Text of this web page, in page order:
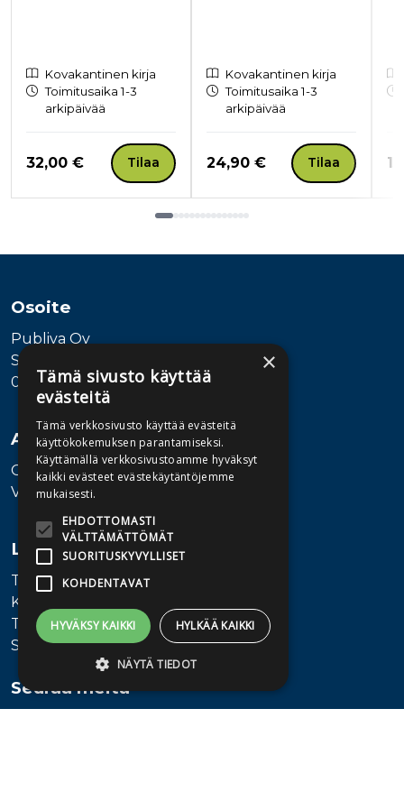
Kovakantinen kirja
Toimitusaika 1-3
arkipäivää
Hinta nyt
32,00 € Tilaa
Kovakantinen kirja
Toimitusaika 1-3
arkipäivää
Hinta nyt
24,90 € Tilaa
Osoite
Publiva Oy
Sörnäistenkatu 1
00580 Helsinki
Asiakaspalvelu
Ota yhteyttä
Vaihde: 010 345100
Lisätietoa
Toimitusehdot
Käyttöohjeet
Tietosuojaseloste
Saavutettavuusseloste
Seuraa meitä
×
Tämä sivusto käyttää
evästeitä
Tämä verkkosivusto käyttää evästeitä
käyttökokemuksen parantamiseksi.
Käyttämällä verkkosivustoamme hyväksyt
kaikki evästeet evästekäytäntöjemme
mukaisesti.
EHDOTTOMASTI
VÄLTTÄMÄTTÖMÄT
SUORITUSKYVYLLISET
KOHDENTAVAT
HYVÄKSY KAIKKI HYLKÄÄ KAIKKI
NÄYTÄ TIEDOT